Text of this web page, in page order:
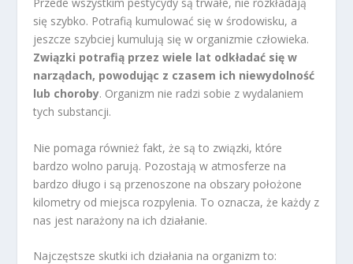
się szybko. Potrafią kumulować się w środowisku, a
jeszcze szybciej kumulują się w organizmie człowieka.
Związki potrafią przez wiele lat odkładać się w
narządach, powodując z czasem ich niewydolność
lub choroby. Organizm nie radzi sobie z wydalaniem
tych substancji.
Nie pomaga również fakt, że są to związki, które
bardzo wolno parują. Pozostają w atmosferze na
bardzo długo i są przenoszone na obszary położone
kilometry od miejsca rozpylenia. To oznacza, że każdy z
nas jest narażony na ich działanie.
Najczęstsze skutki ich działania na organizm to: